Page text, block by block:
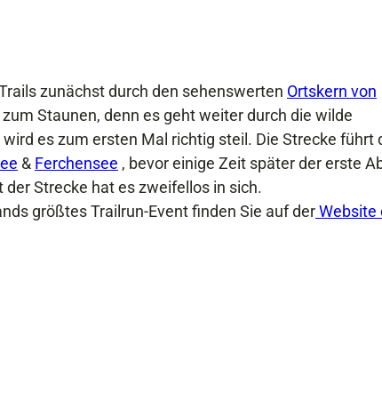
zunächst durch den sehenswerten Ortskern von
Staunen, denn es geht weiter durch die wilde
es zum ersten Mal richtig steil. Die Strecke führt
& Ferchensee , bevor einige Zeit später der erste
Strecke hat es zweifellos in sich.
größtes Trailrun-Event finden Sie auf derWebsite